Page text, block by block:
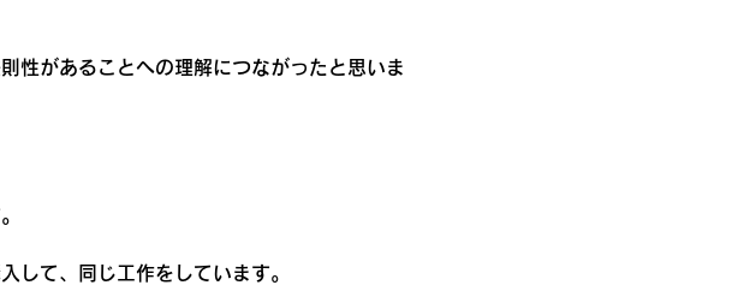
性があることへの理解につながったと思いま
して、同じ工作をしています。